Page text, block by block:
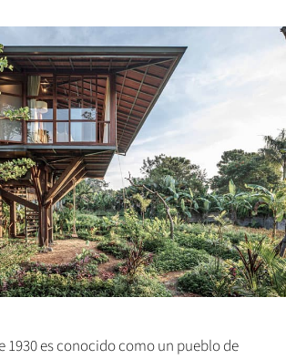
1930 es conocido como un pueblo de